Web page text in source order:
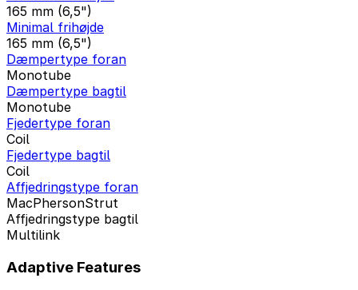
165 mm (6,5")
Minimal frihøjde
165 mm (6,5")
Dæmpertype foran
Monotube
Dæmpertype bagtil
Monotube
Fjedertype foran
Coil
Fjedertype bagtil
Coil
Affjedringstype foran
MacPhersonStrut
Affjedringstype bagtil
Multilink
Adaptive Features